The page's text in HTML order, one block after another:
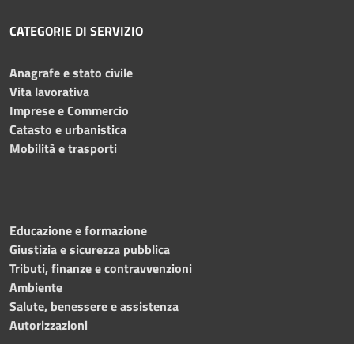
CATEGORIE DI SERVIZIO
Anagrafe e stato civile
Vita lavorativa
Imprese e Commercio
Catasto e urbanistica
Mobilità e trasporti
Educazione e formazione
Giustizia e sicurezza pubblica
Tributi, finanze e contravvenzioni
Ambiente
Salute, benessere e assistenza
Autorizzazioni